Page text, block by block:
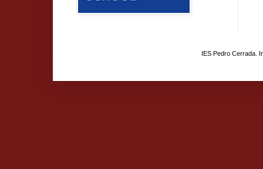
IES Pedro Cerrada.